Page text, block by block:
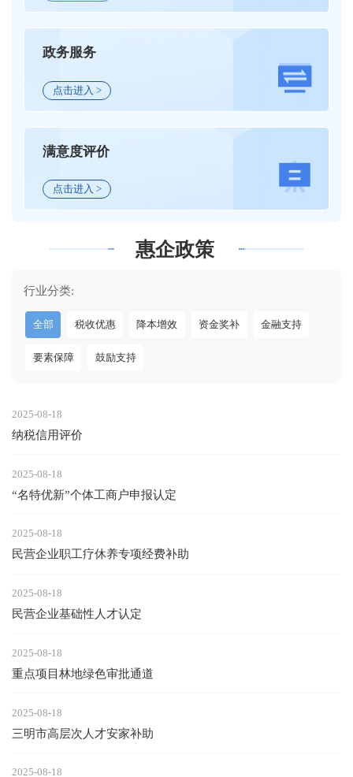
政务服务
点击进入 >
满意度评价
点击进入 >
惠企政策
行业分类:
全部 税收优惠 降本增效 资金奖补 金融支持
要素保障 鼓励支持
2025-08-18
纳税信用评价
2025-08-18
“名特优新”个体工商户申报认定
2025-08-18
民营企业职工疗休养专项经费补助
2025-08-18
民营企业基础性人才认定
2025-08-18
重点项目林地绿色审批通道
2025-08-18
三明市高层次人才安家补助
2025-08-18